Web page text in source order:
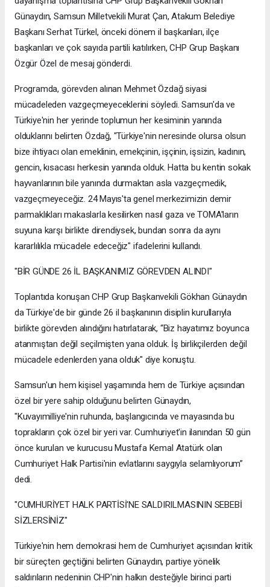
Günaydın, Samsun Milletvekili Murat Çan, Atakum Belediye
Başkanı Serhat Türkel, önceki dönem il başkanları, ilçe
başkanları ve çok sayıda partili katılırken, CHP Grup Başkanı
Özgür Özel de mesaj gönderdi.
Programda, görevden alınan Mehmet Özdağ siyasi
mücadeleden vazgeçmeyeceklerini söyledi. Samsun'da ve
Türkiye'nin her yerinde toplumun her kesiminin yanında
olduklarını belirten Özdağ, "Türkiye'nin neresinde olursa olsun
bize ihtiyacı olan emeklinin, emekçinin, işçinin, işsizin, kadının,
gencin, kısacası herkesin yanında olduk. Hatta bu kentin sokak
hayvanlarının bile yanında durmaktan asla vazgeçmedik,
vazgeçmeyeceğiz. 24 Mayıs'ta genel merkezimizin demir
parmaklıkları makaslarla kesilirken nasıl gaza ve TOMA'ların
suyuna karşı birlikte direndiysek, bundan sonra da aynı
kararlılıkla mücadele edeceğiz" ifadelerini kullandı.
"BİR GÜNDE 26 İL BAŞKANIMIZ GÖREVDEN ALINDI"
Toplantıda konuşan CHP Grup Başkanvekili Gökhan Günaydın
da Türkiye'de bir günde 26 il başkanının disiplin kurullarıyla
birlikte görevden alındığını hatırlatarak, “Biz hayatımız boyunca
atanmıştan değil seçilmişten yana olduk. İş birlikçilerden değil
mücadele edenlerden yana olduk" diye konuştu.
Samsun'un hem kişisel yaşamında hem de Türkiye açısından
özel bir yere sahip olduğunu belirten Günaydın,
"Kuvayımilliye'nin ruhunda, başlangıcında ve mayasında bu
toprakların çok özel bir yeri var. Cumhuriyet'in ilanından 50 gün
önce kurulan ve kurucusu Mustafa Kemal Atatürk olan
Cumhuriyet Halk Partisi'nin evlatlarını saygıyla selamlıyorum”
dedi.
"CUMHURİYET HALK PARTİSİ'NE SALDIRILMASININ SEBEBİ
SİZLERSİNİZ"
Türkiye'nin hem demokrasi hem de Cumhuriyet açısından kritik
bir süreçten geçtiğini belirten Günaydın, partiye yönelik
saldırıların nedeninin CHP'nin halkın desteğiyle birinci parti